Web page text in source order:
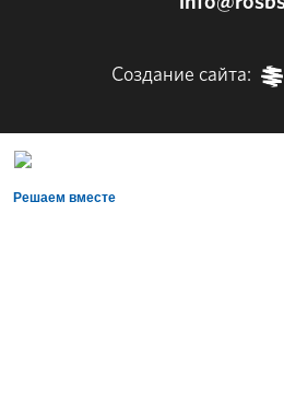
Создание сайта:
Решаем вместе